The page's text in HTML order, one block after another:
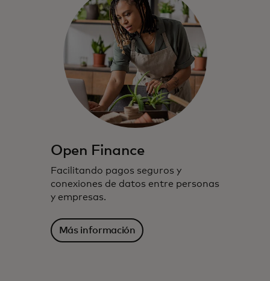
Open Finance
Facilitando pagos seguros y
conexiones de datos entre personas
y empresas.
Más información